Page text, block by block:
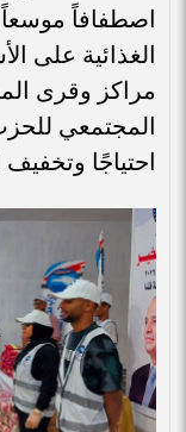
اصطفافاً موسعاً
الغذائية على
مراكز وقرى
المجتمعي
احتياجًا